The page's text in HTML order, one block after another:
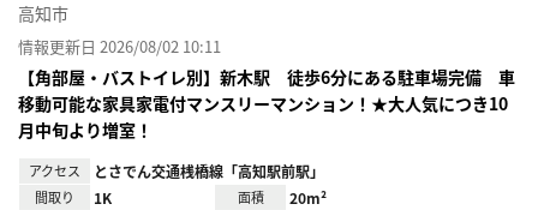
高知市
情報更新日 2026/08/02 10:11
【角部屋・バストイレ別】新木駅 徒歩6分にある駐車場完備 車
移動可能な家具家電付マンスリーマンション！★大人気につき10
月中旬より増室！
アクセス とさでん交通桟橋線「高知駅前駅」
間取り 1K 面積 20m²